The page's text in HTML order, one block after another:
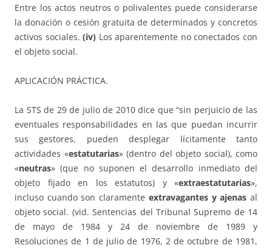
Entre los actos neutros o polivalentes puede considerarse
la donación o cesión gratuita de determinados y concretos
activos sociales.(iv) Los aparentemente no conectados con
el objeto social.
APLICACIÓN PRÁCTICA.
La STS de 29 de julio de 2010 dice que “sin perjuicio de las
eventuales responsabilidades en las que puedan incurrir
sus gestores, pueden desplegar lícitamente tanto
actividades «estatutarias» (dentro del objeto social), como
«neutras» (que no suponen el desarrollo inmediato del
objeto fijado en los estatutos) y «extraestatutarias»,
incluso cuando son claramente extravagantes y ajenas al
objeto social. (vid. Sentencias del Tribunal Supremo de 14
de mayo de 1984 y 24 de noviembre de 1989 y
Resoluciones de 1 de julio de 1976, 2 de octubre de 1981,